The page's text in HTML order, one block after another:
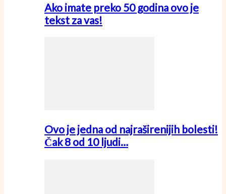
Ako imate preko 50 godina ovo je
tekst za vas!
Ovo je jedna od najraširenijih bolesti!
Čak 8 od 10 ljudi…